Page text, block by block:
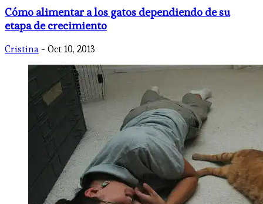
Cómo alimentar a los gatos dependiendo de su
etapa de crecimiento
Cristina - Oct 10, 2013